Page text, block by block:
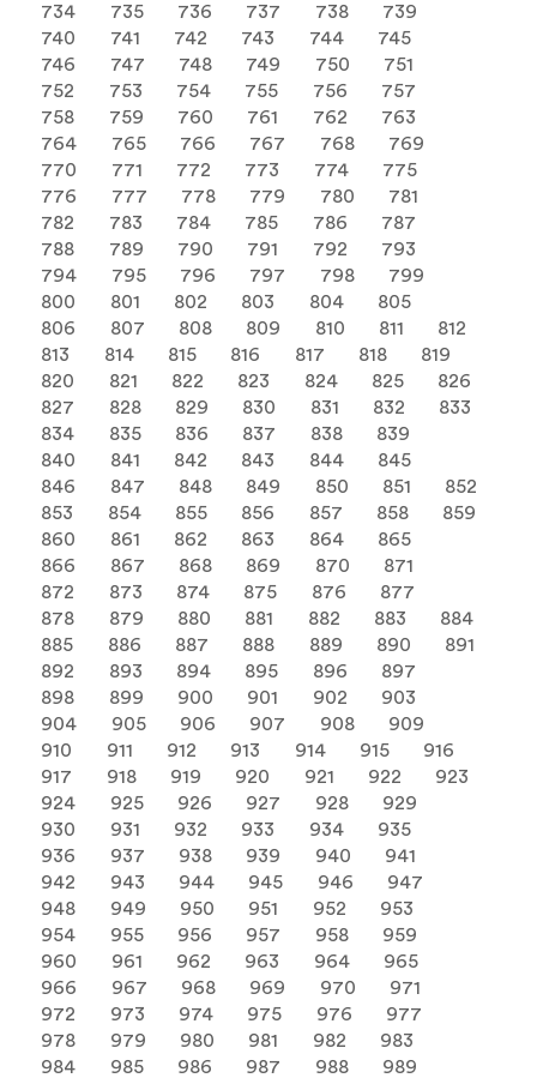
734
735 736 737 738
739
740
741 742 743 744
745
746
747 748 749 750
751
752
753 754 755 756
757
758
759 760 761 762
763
764
765 766 767 768
769
770
771 772 773 774
775
776
777 778 779 780
781
782
783 784 785 786
787
788
789 790 791 792
793
794
795 796 797 798
799
800
801 802 803 804
805
806
807 808 809 810 811
812
813
814 815 816 817 818
819
820
821 822 823 824 825
826
827
828 829 830 831 832
833
834
835 836 837 838
839
840
841 842 843 844
845
846
847 848 849 850 851
852
853
854 855 856 857 858
859
860
861 862 863 864
865
866
867 868 869 870
871
872
873 874 875 876
877
878
879 880 881 882 883
884
885
886 887 888 889 890
891
892
893 894 895 896
897
898
899 900 901 902
903
904
905 906 907 908
909
910
911 912 913 914 915
916
917
918 919 920 921 922
923
924
925 926 927 928
929
930
931 932 933 934
935
936
937 938 939 940
941
942
943 944 945 946
947
948
949 950 951 952
953
954
955 956 957 958
959
960
961 962 963 964
965
966
967 968 969 970
971
972
973 974 975 976
977
978
979 980 981 982
983
984
985 986 987 988
989